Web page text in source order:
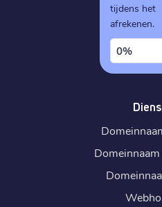
tijdens het
afrekenen.
0%